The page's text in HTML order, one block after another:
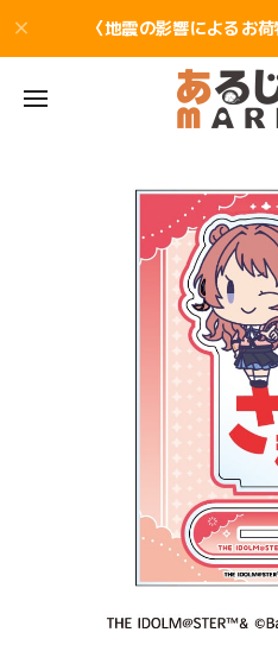
〈地震の影響によるお